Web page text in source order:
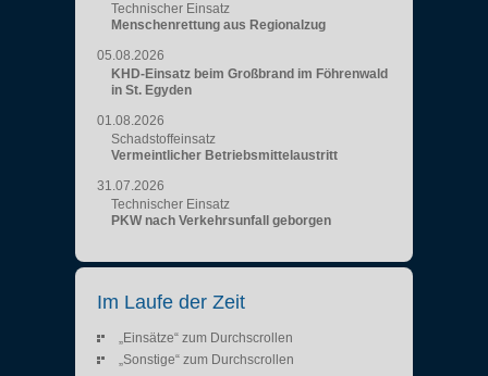
Technischer Einsatz
Menschenrettung aus Regionalzug
05.08.2026
KHD-Einsatz beim Großbrand im Föhrenwald
in St. Egyden
01.08.2026
Schadstoffeinsatz
Vermeintlicher Betriebsmittelaustritt
31.07.2026
Technischer Einsatz
PKW nach Verkehrsunfall geborgen
Im Laufe der Zeit
„Einsätze“ zum Durchscrollen
„Sonstige“ zum Durchscrollen